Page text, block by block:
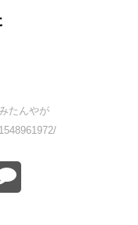
たんやが